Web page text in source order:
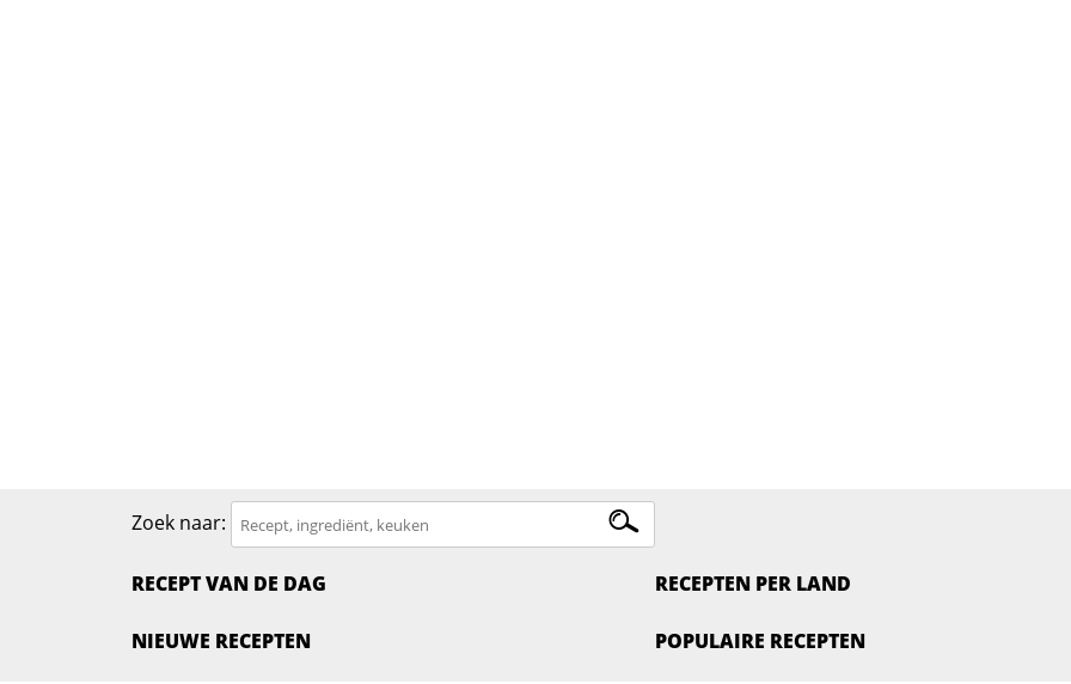
Zoek naar:
RECEPT VAN DE DAG
NIEUWE RECEPTEN
RECEPTEN PER LAND
POPULAIRE RECEPTEN